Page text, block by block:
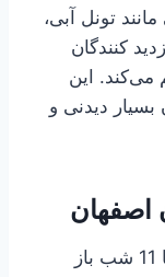
تونل آبی،
کنندگان
می‌کند. این
دیدنی و
اصفهان
این شهربازی در اصفهان از ساعت 5 تا 11 شب باز